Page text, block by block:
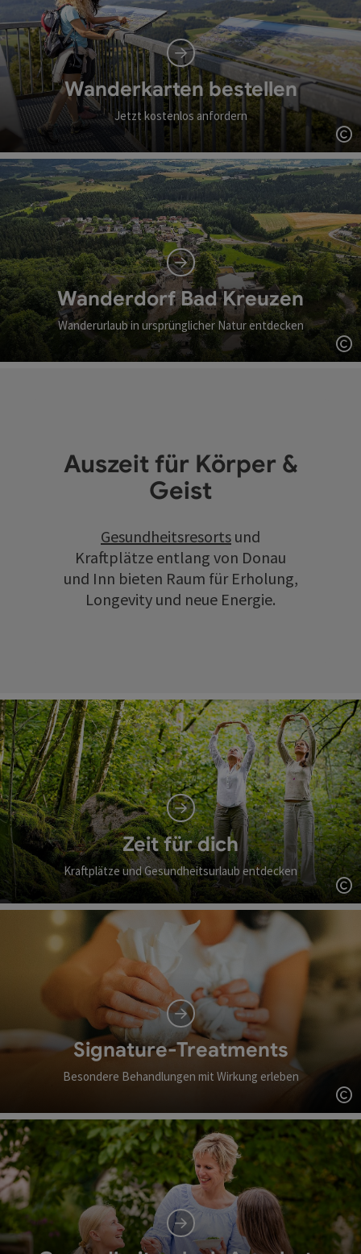
Wanderkarten bestellen
Jetzt kostenlos anfordern
Wanderdorf Bad Kreuzen
Wanderurlaub in ursprünglicher Natur entdecken
Auszeit für Körper &
Geist
Gesundheitsresorts und
Kraftplätze entlang von Donau
und Inn bieten Raum für Erholung,
Longevity und neue Energie.
Zeit für dich
Kraftplätze und Gesundheitsurlaub entdecken
Signature-Treatments
Besondere Behandlungen mit Wirkung erleben